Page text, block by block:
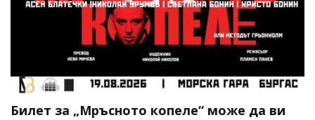
Билет за „Мръсното копеле“ може да ви